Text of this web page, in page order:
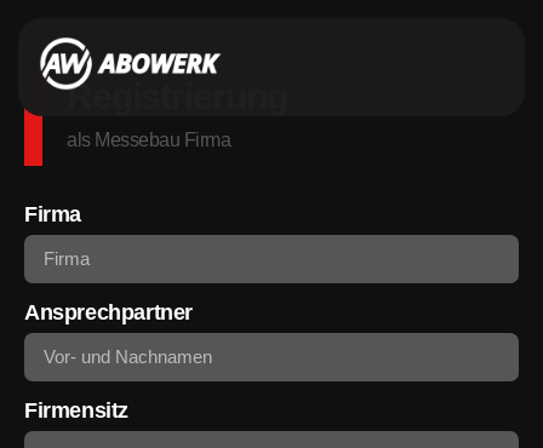
Registrierung
als Messebau Firma
Firma
Ansprechpartner
Firmensitz